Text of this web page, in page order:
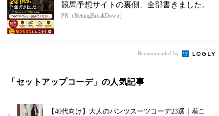
競馬予想サイトの裏側、全部書きました。
PR（BettingBreakDown）
Recommended by
「セットアップコーデ」の人気記事
【40代向け】大人のパンツスーツコーデ23選｜着こ